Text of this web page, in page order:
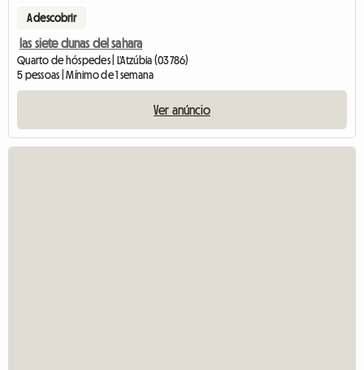
A descobrir
las siete dunas del sahara
Quarto de hóspedes | L'Atzúbia (03786)
5 pessoas | Mínimo de 1 semana
Ver anúncio